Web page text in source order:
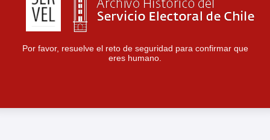
Por favor, resuelve el reto de seguridad para confirmar que
eres humano.